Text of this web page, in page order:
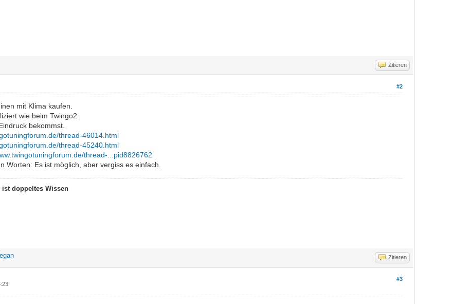
Zitieren
#2
mit Klima kaufen.
wie beim Twingo2
bekommst.
thread-46014.html
thread-45240.html
thread-...pid8826762
Worten: Es ist möglich, aber vergiss es einfach.
ist doppeltes Wissen
Zitieren
#3